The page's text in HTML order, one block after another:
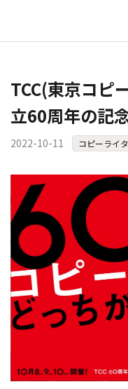
TCC(東京コピ
立60周年の記
2022-10-11 コピーライ